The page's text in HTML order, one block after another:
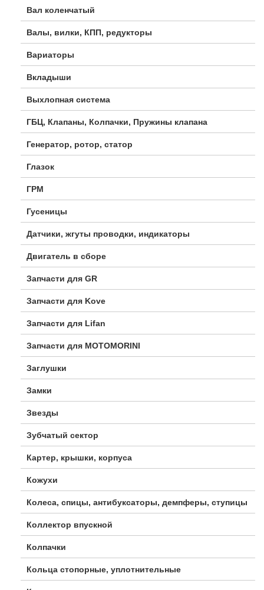
Вал коленчатый
Валы, вилки, КПП, редукторы
Вариаторы
Вкладыши
Выхлопная система
ГБЦ, Клапаны, Колпачки, Пружины клапана
Генератор, ротор, статор
Глазок
ГРМ
Гусеницы
Датчики, жгуты проводки, индикаторы
Двигатель в сборе
Запчасти для GR
Запчасти для Kove
Запчасти для Lifan
Запчасти для MOTOMORINI
Заглушки
Замки
Звезды
Зубчатый сектор
Картер, крышки, корпуса
Кожухи
Колеса, спицы, антибуксаторы, демпферы, ступицы
Коллектор впускной
Колпачки
Кольца стопорные, уплотнительные